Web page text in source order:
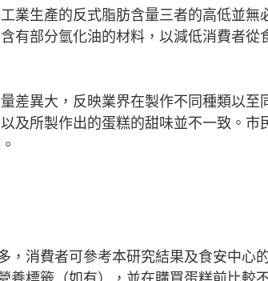
業生產的反式脂肪含量三者的高低並無
有部分氫化油的材料，以減低消費者從
差異大，反映業界在製作不同種類以至
及所製作出的蛋糕的甜味並不一致。市
，消費者可參考本研究結果及食安中心